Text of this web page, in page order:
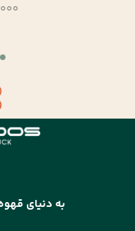
به دنیای